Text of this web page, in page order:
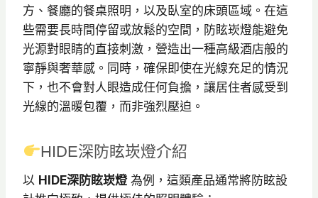
方、餐廳的餐桌照明，以及臥室的床頭區域。在這
些需要長時間停留或放鬆的空間，防眩崁燈能避免
光源對眼睛的直接刺激，營造出一種高級酒店般的
寧靜與奢華感。同時，確保即使在光線充足的情況
下，也不會對人眼造成任何負擔，讓居住者感受到
光線的溫暖包覆，而非強烈壓迫。
HIDE深防眩崁燈介紹
以 HIDE深防眩崁燈為例，這類產品通常將防眩設